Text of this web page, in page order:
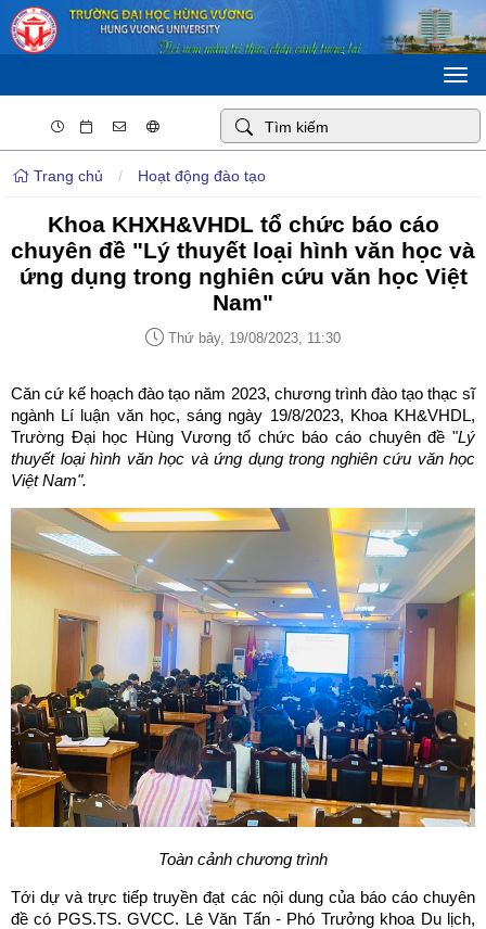
Trang chủ / Hoạt động đào tạo
Khoa KHXH&VHDL tổ chức báo cáo
chuyên đề "Lý thuyết loại hình văn học và
ứng dụng trong nghiên cứu văn học Việt
Nam"
Thứ bảy, 19/08/2023, 11:30
Căn cứ kế hoạch đào tạo năm 2023, chương trình đào tạo thạc sĩ
ngành Lí luận văn học, sáng ngày 19/8/2023, Khoa KH&VHDL,
Trường Đại học Hùng Vương tổ chức báo cáo chuyên đề "Lý
thuyết loại hình văn học và ứng dụng trong nghiên cứu văn học
Việt Nam".
Toàn cảnh chương trình
Tới dự và trực tiếp truyền đạt các nội dung của báo cáo chuyên
đề có PGS.TS. GVCC. Lê Văn Tấn - Phó Trưởng khoa Du lịch,